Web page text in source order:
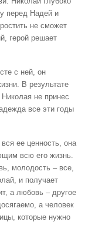
перед Надей и
не сможет
герой решает
с ней, он
В результате
не принес
все эти годы
ее ценность, она
всю его жизнь.
молодость – все,
и получает
а любовь – другое
а человек
которые нужно